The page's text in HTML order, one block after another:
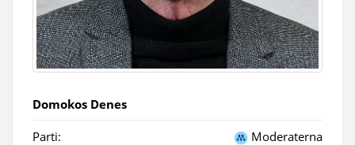
Domokos Denes
Moderaterna
Parti: